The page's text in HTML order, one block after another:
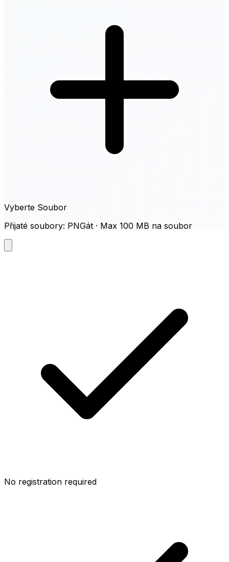
Vyberte Soubor
Přijaté soubory: PNGát · Max 100 MB na soubor
No registration required